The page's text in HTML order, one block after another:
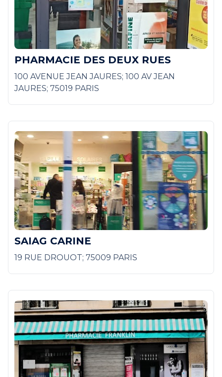
PHARMACIE DES DEUX RUES
100 AVENUE JEAN JAURES; 100 AV JEAN
JAURES; 75019 PARIS
SAIAG CARINE
19 RUE DROUOT; 75009 PARIS